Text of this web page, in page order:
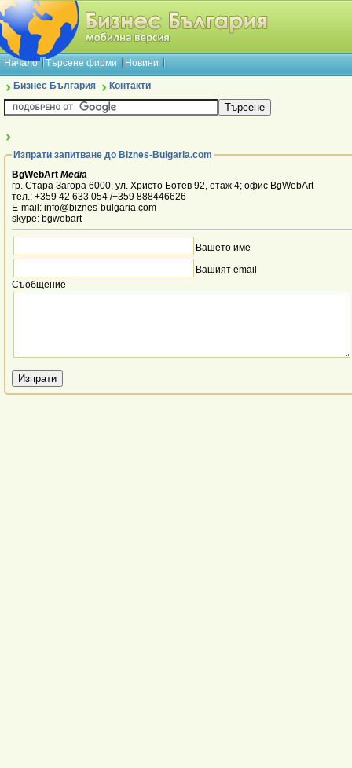
Начало Търсене фирми Новини
Бизнес България Контакти
Изпрати запитване до Biznes-Bulgaria.com
BgWebArt Media
гр. Стара Загора 6000, ул. Христо Ботев 92, етаж 4; офис BgWebArt
тел.: +359 42 633 054 /+359 888446626
E-mail: info@biznes-bulgaria.com
skype: bgwebart
Вашето име
Вашият email
Съобщение